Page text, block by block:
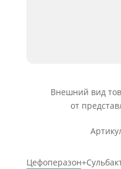
Внешний вид
от